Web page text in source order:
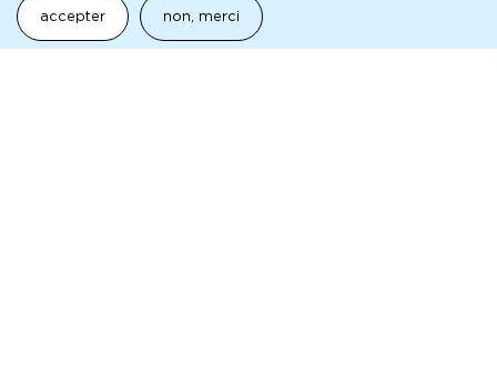
par courriel rp@mc93.com
accepter non, merci